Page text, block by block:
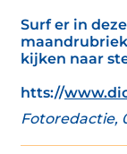
Surf er in
kijken naar
htts://
Fotoredactie,